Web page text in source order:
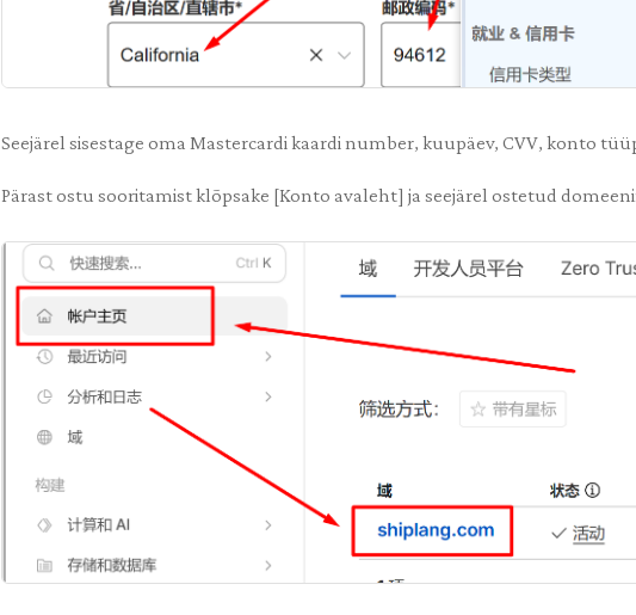
Seejärel sisestage oma Mastercardi kaardi number, kuupäev, CVV, konto
Pärast ostu sooritamist klõpsake [Konto avaleht] ja seejärel ostetud